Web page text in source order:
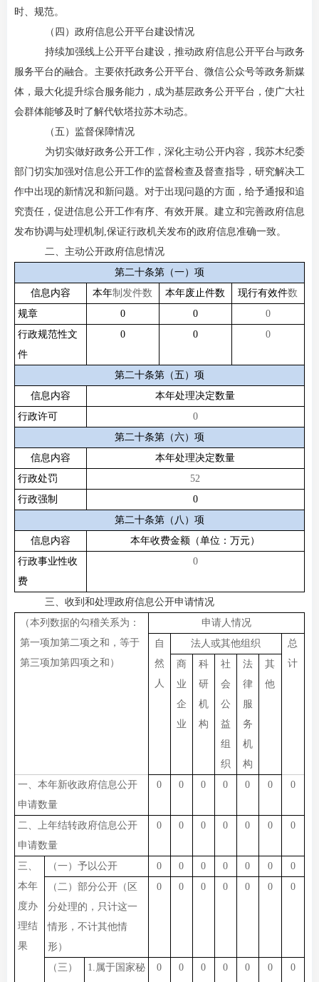
时、规范。
（四） 政府信息公开平台建设情况
持续加强线上公开平台建设，推动政府信息公开平台与政务
服务平台的融合。主要依托政务公开平台、微信公众号等政务新媒
体，最大化提升综合服务能力，成为基层政务公开平台，使广大社
会群体能够及时了解代钦塔拉苏木动态。
（ 五 ）监督保障情况
为切实做好政务公开工作，深化主动公开内容，我苏木纪委
部门切实加强对信息公开工作的监督检查及督查指导，研究解决工
作中出现的新情况和新问题。对于出现问题的方面，给予通报和追
究责任，促进信息公开工作有序、有效开展。建立和完善政府信息
发布协调与处理机制 ,保证行政机关发布的政府信息准确一致。
二、主动公开政府信息情况
第二十条第（一）项
信息内容
本年制发件数 本年废止件数 现行有效件数
规章
0 0
0
行政规范性文
件
0 0 0
第二十条第（五）项
信息内容
本年处理决定数量
行政许可
0
第二十条第（六）项
信息内容
本年处理决定数量
行政处罚
52
行政强制
0
第二十条第（八）项
信息内容
本年收费金额（单位：万元）
行政事业性收
费
0
三、收到和处理政府信息公开申请情况
（本列数据的勾稽关系为：
第一项加第二项之和，等于
第三项加第四项之和）
申请人情况
自
然
人
法人或其他组织
总
计
商
业
企
业
科
研
机
构
社
会
公
益
组
织
法
律
服
务
机
构
其
他
一、本年新收政府信息公开
申请数量
0 0 0 0 0 0 0
二、上年结转政府信息公开
申请数量
0 0 0 0 0 0 0
三、
本年
度办
理结
果
（一）予以公开 0 0 0 0 0 0
0
（二）部分公开（区
分处理的，只计这一
情形，不计其他情
形）
0 0 0 0 0 0 0
（三）
1.属于国家秘
0 0 0 0 0 0 0